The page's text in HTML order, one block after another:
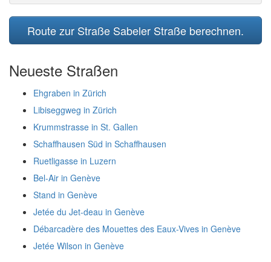
Route zur Straße Sabeler Straße berechnen.
Neueste Straßen
Ehgraben in Zürich
Libiseggweg in Zürich
Krummstrasse in St. Gallen
Schaffhausen Süd in Schaffhausen
Ruetligasse in Luzern
Bel-Air in Genève
Stand in Genève
Jetée du Jet-deau in Genève
Débarcadère des Mouettes des Eaux-Vives in Genève
Jetée Wilson in Genève